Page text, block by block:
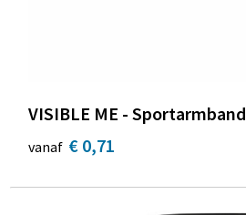
VISIBLE ME - Sportarmband
vanaf € 0,71